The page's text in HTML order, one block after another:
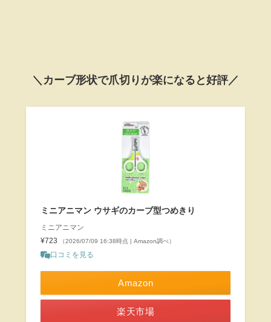
＼カーブ形状で爪切りが楽になると好評／
ミニアニマン ウサギのカーブ型つめきり
ミニアニマン
¥723
（2026/07/09 16:38時点 | Amazon調べ）
口コミを見る
Amazon
楽天市場